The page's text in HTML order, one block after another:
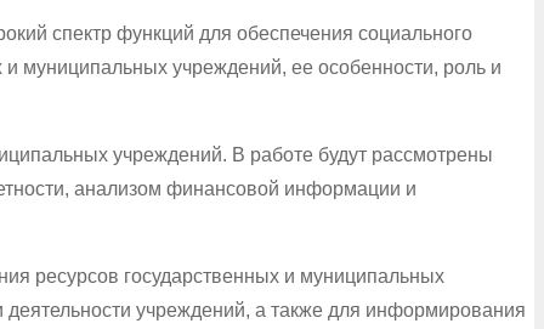
спектр функций для обеспечения социального
и муниципальных учреждений, ее особенности, роль и
учреждений. В работе будут рассмотрены
анализом финансовой информации и
ресурсов государственных и муниципальных
деятельности учреждений, а также для информирования